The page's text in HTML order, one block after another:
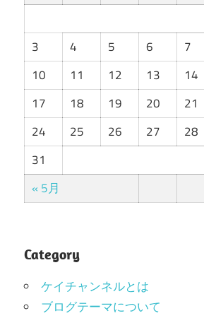
« 5月
3
4 5 6 7
10
11 12 13 14
17
18 19 20 21
24
25 26 27 28
31
Category
ケイチャンネルとは
ブログテーマについて